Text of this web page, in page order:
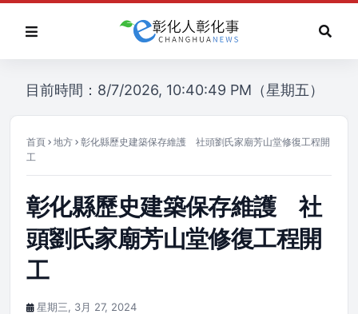
目前時間：8/7/2026, 10:40:49 PM（星期五）
首頁 地方
彰化縣歷史建築保存維護 社頭劉氏家廟芳山堂修復工程開
工
彰化縣歷史建築保存維護 社
頭劉氏家廟芳山堂修復工程開
工
星期三, 3月 27, 2024